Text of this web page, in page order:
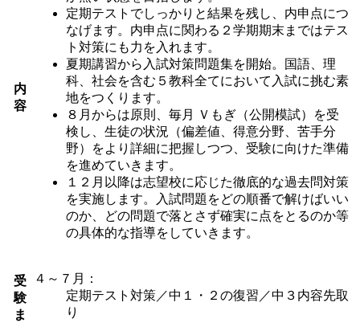
内
容
定期テストでしっかりと結果を残し、内申点につ
なげます。内申点に関わる２学期期末まではテス
ト対策にも力を入れます。
夏期講習から入試対策問題集を開始。国語、理
科、社会を含む５教科全てにおいて入試に挑む素
地をつくります。
８月からは原則、毎月 Ｖもぎ（公開模試）を受
検し、生徒の状況（偏差値、得意分野、苦手分
野）をより詳細に把握しつつ、受験に向けた準備
を進めていきます。
１２月以降は志望校に応じた徹底的な過去問対策
を実施します。入試問題をどの順番で解けばいい
のか、どの問題で落とさず確実に点をとるのか等
の具体的な指導をしていきます。
受
験
ま
４～７月：
定期テスト対策／中１・２の復習／中３内容先取
り